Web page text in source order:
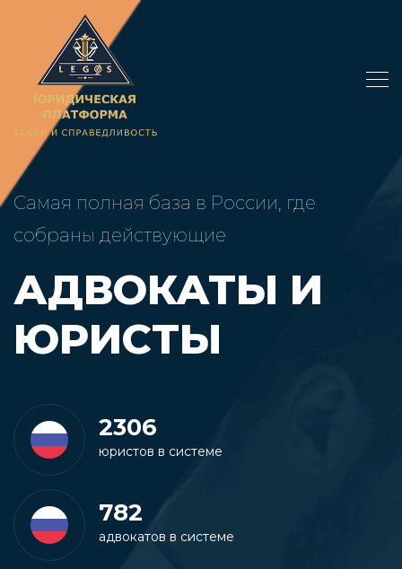
Самая полная база в России, где
собраны действующие
АДВОКАТЫ И
ЮРИСТЫ
2306
юристов в системе
782
адвокатов в системе